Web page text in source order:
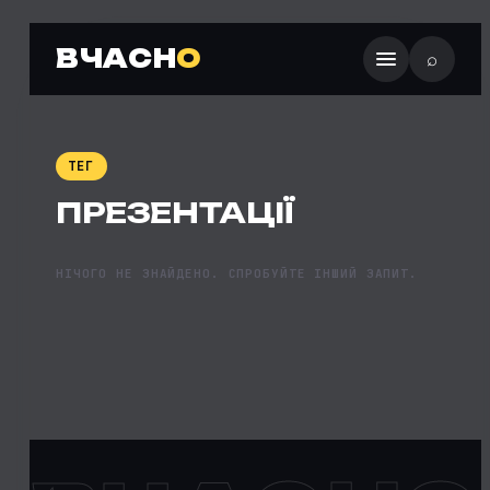
ВЧАСНО ⌕
ТЕГ
ПРЕЗЕНТАЦІЇ
НІЧОГО НЕ ЗНАЙДЕНО. СПРОБУЙТЕ ІНШИЙ ЗАПИТ.